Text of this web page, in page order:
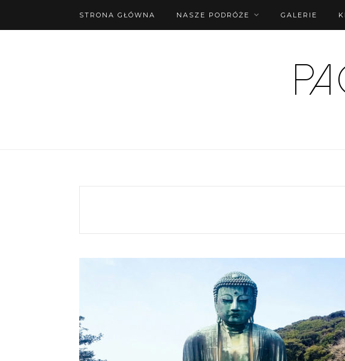
STRONA GŁÓWNA NASZE PODRÓŻE GALERIE